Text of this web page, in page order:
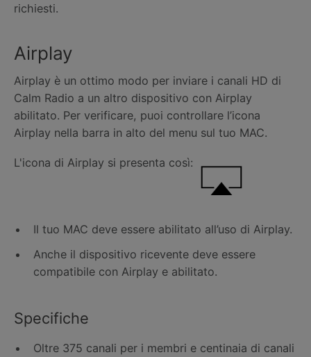
richiesti.
Airplay
Airplay è un ottimo modo per inviare i canali HD di
Calm Radio a un altro dispositivo con Airplay
abilitato. Per verificare, puoi controllare l’icona
Airplay nella barra in alto del menu sul tuo MAC.
L'icona di Airplay si presenta così:
Il tuo MAC deve essere abilitato all’uso di Airplay.
Anche il dispositivo ricevente deve essere
compatibile con Airplay e abilitato.
Specifiche
Oltre 375 canali per i membri e centinaia di canali